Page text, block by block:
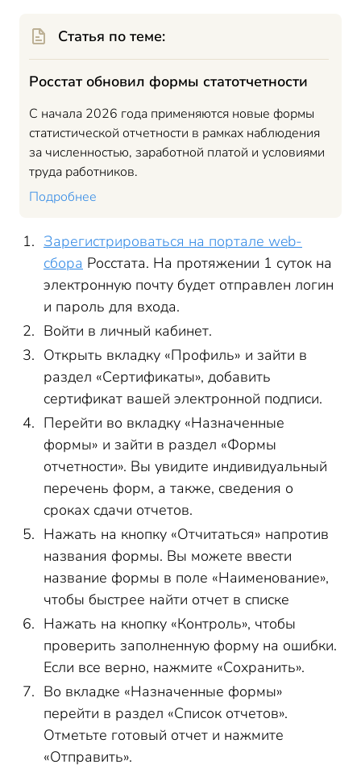
Статья по теме:
Росстат обновил формы статотчетности
С начала 2026 года применяются новые формы
статистической отчетности в рамках наблюдения
за численностью, заработной платой и условиями
труда работников.
Подробнее
Зарегистрироваться на портале web-
сбора Росстата. На протяжении 1 суток на
электронную почту будет отправлен логин
и пароль для входа.
Войти в личный кабинет.
Открыть вкладку «Профиль» и зайти в
раздел «Сертификаты», добавить
сертификат вашей электронной подписи.
Перейти во вкладку «Назначенные
формы» и зайти в раздел «Формы
отчетности». Вы увидите индивидуальный
перечень форм, а также, сведения о
сроках сдачи отчетов.
Нажать на кнопку «Отчитаться» напротив
названия формы. Вы можете ввести
название формы в поле «Наименование»,
чтобы быстрее найти отчет в списке
Нажать на кнопку «Контроль», чтобы
проверить заполненную форму на ошибки.
Если все верно, нажмите «Сохранить».
Во вкладке «Назначенные формы»
перейти в раздел «Список отчетов».
Отметьте готовый отчет и нажмите
«Отправить».